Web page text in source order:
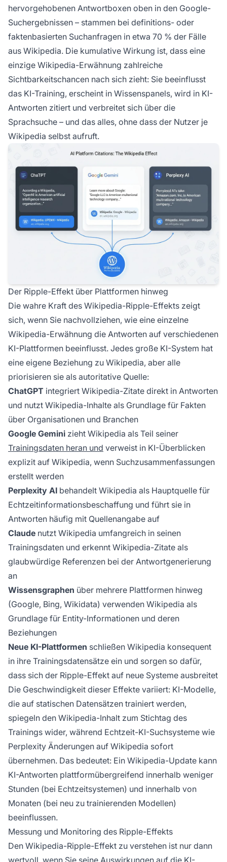
hervorgehobenen Antwortboxen oben in den Google-
Suchergebnissen – stammen bei definitions- oder
faktenbasierten Suchanfragen in etwa 70 % der Fälle
aus Wikipedia. Die kumulative Wirkung ist, dass eine
einzige Wikipedia-Erwähnung zahlreiche
Sichtbarkeitschancen nach sich zieht: Sie beeinflusst
das KI-Training, erscheint in Wissenspanels, wird in KI-
Antworten zitiert und verbreitet sich über die
Sprachsuche – und das alles, ohne dass der Nutzer je
Wikipedia selbst aufruft.
Der Ripple-Effekt über Plattformen hinweg
Die wahre Kraft des Wikipedia-Ripple-Effekts zeigt
sich, wenn Sie nachvollziehen, wie eine einzelne
Wikipedia-Erwähnung die Antworten auf verschiedenen
KI-Plattformen beeinflusst. Jedes große KI-System hat
eine eigene Beziehung zu Wikipedia, aber alle
priorisieren sie als autoritative Quelle:
ChatGPT integriert Wikipedia-Zitate direkt in Antworten
und nutzt Wikipedia-Inhalte als Grundlage für Fakten
über Organisationen und Branchen
Google Gemini zieht Wikipedia als Teil seiner
Trainingsdaten heran und verweist in KI-Überblicken
explizit auf Wikipedia, wenn Suchzusammenfassungen
erstellt werden
Perplexity AI behandelt Wikipedia als Hauptquelle für
Echtzeitinformationsbeschaffung und führt sie in
Antworten häufig mit Quellenangabe auf
Claude nutzt Wikipedia umfangreich in seinen
Trainingsdaten und erkennt Wikipedia-Zitate als
glaubwürdige Referenzen bei der Antwortgenerierung
an
Wissensgraphen über mehrere Plattformen hinweg
(Google, Bing, Wikidata) verwenden Wikipedia als
Grundlage für Entity-Informationen und deren
Beziehungen
Neue KI-Plattformen schließen Wikipedia konsequent
in ihre Trainingsdatensätze ein und sorgen so dafür,
dass sich der Ripple-Effekt auf neue Systeme ausbreitet
Die Geschwindigkeit dieser Effekte variiert: KI-Modelle,
die auf statischen Datensätzen trainiert werden,
spiegeln den Wikipedia-Inhalt zum Stichtag des
Trainings wider, während Echtzeit-KI-Suchsysteme wie
Perplexity Änderungen auf Wikipedia sofort
übernehmen. Das bedeutet: Ein Wikipedia-Update kann
KI-Antworten plattformübergreifend innerhalb weniger
Stunden (bei Echtzeitsystemen) und innerhalb von
Monaten (bei neu zu trainierenden Modellen)
beeinflussen.
Messung und Monitoring des Ripple-Effekts
Den Wikipedia-Ripple-Effekt zu verstehen ist nur dann
wertvoll, wenn Sie seine Auswirkungen auf die KI-